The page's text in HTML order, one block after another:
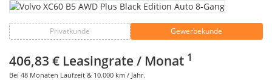
Privatkunde Gewerbekunde
406,83 € Leasingrate / Monat 1
Bei 48 Monaten Laufzeit & 10.000 km / Jahr.
Alle Hersteller
Kontakt